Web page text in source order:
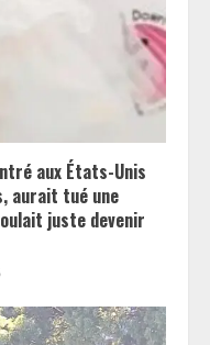
aux États-Unis
aurait tué une
juste devenir